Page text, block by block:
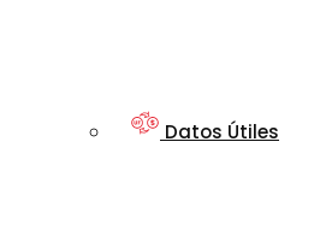
Datos Útiles